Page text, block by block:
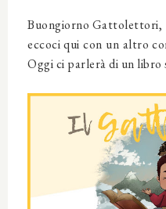
Buongiorno Gattolettori,
eccoci qui con un altro
Oggi ci parlerà di un